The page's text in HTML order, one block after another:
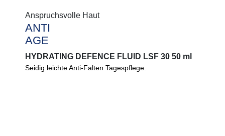
Anspruchsvolle Haut
ANTI
AGE
HYDRATING DEFENCE FLUID LSF 30 50 ml
Seidig leichte Anti-Falten Tagespflege. Spendet umfassend
Anspruchsvolle Haut
ANTI
AGE
HYDRATING DEFENCE FLUID LSF 30 50 ml
Seidig leichte Anti-Falten Tagespflege.